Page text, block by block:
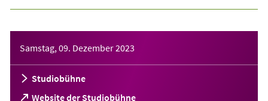
Samstag, 09. Dezember 2023
Studiobühne
Website der Studiobühne
(Öffnet